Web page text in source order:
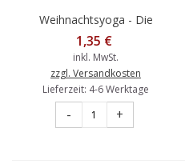
Weihnachtsyoga - Die
Plätzchen erreichen -
Weihnachtskarte
1,35 €
inkl. MwSt.
zzgl. Versandkosten
Lieferzeit: 4-6 Werktage
- +